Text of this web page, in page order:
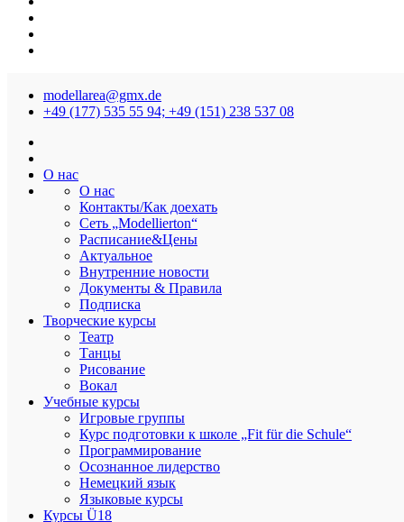
modellarea@gmx.de
+49 (177) 535 55 94; +49 (151) 238 537 08
Modellierton
О нас
О нас
Контакты/Как доехать
Сеть „Modellierton“
Расписание&Цены
Актуальное
Внутренние новости
Документы & Правила
Подписка
Творческие курсы
Театр
Танцы
Рисование
Вокал
Учебные курсы
Игровые группы
Курс подготовки к школе „Fit für die Schule“
Программирование
Осознанное лидерство
Немецкий язык
Языковые курсы
Курсы Ü18
Спектакль «Синяя птица» 23 и 24
ноября 2019 года в 17:00.
admin Дата:15.09.2019
ДЕТСКИЙ СПЕКТАКЛЬ ДЛЯ ДЕТЕЙ НА ОСНОВЕ КНИГИ
MAURICE METERLINK.
Загадочная сказка о поисках счастья.
По пьесе Мориса Метерлинка, лауреата Нобелевской премии
не только как драматурга, но философа.
Эта сказка естественна, легка и весела, как детская мечта, но в
то же время полна изящества. Основная идея пьесы – показать
нам, что только смелые могут увидеть сокрытое, философский
рассказ о смысле человеческой жизни.